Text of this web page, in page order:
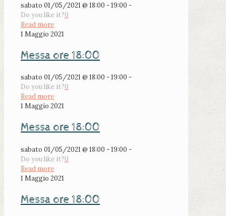
sabato 01/05/2021 @ 18:00 - 19:00 -
Do you like it?0
Read more
1 Maggio 2021
Messa ore 18:00
sabato 01/05/2021 @ 18:00 - 19:00 -
Do you like it?0
Read more
1 Maggio 2021
Messa ore 18:00
sabato 01/05/2021 @ 18:00 - 19:00 -
Do you like it?0
Read more
1 Maggio 2021
Messa ore 18:00